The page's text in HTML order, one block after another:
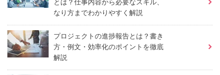
なり方までわかりやすく解説
プロジェクトの進捗報告とは？書き
方・例文・効率化のポイントを徹底
解説